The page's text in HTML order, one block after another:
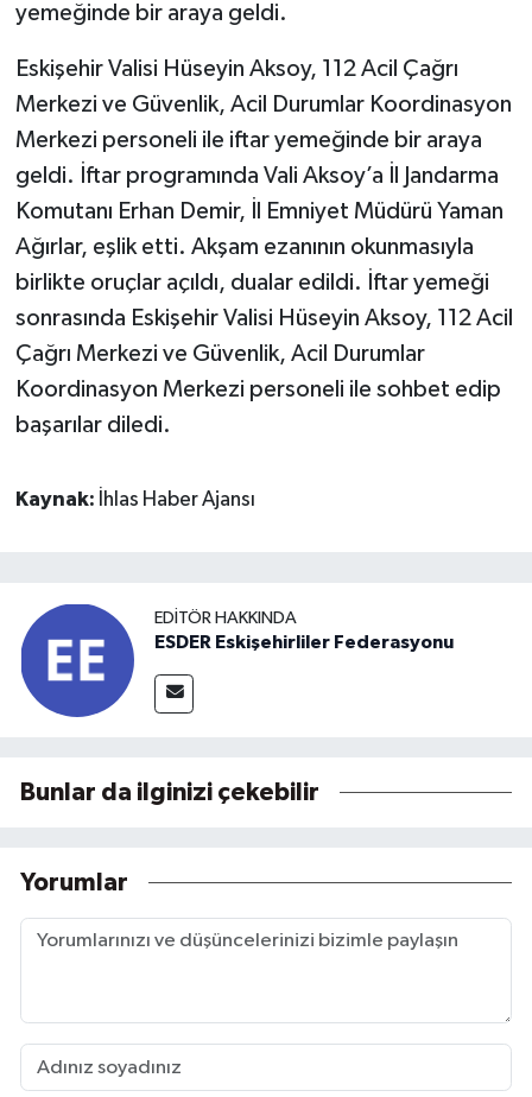
yemeğinde bir araya geldi.
Eskişehir Valisi Hüseyin Aksoy, 112 Acil Çağrı
Merkezi ve Güvenlik, Acil Durumlar Koordinasyon
Merkezi personeli ile iftar yemeğinde bir araya
geldi. İftar programında Vali Aksoy’a İl Jandarma
Komutanı Erhan Demir, İl Emniyet Müdürü Yaman
Ağırlar, eşlik etti. Akşam ezanının okunmasıyla
birlikte oruçlar açıldı, dualar edildi. İftar yemeği
sonrasında Eskişehir Valisi Hüseyin Aksoy, 112 Acil
Çağrı Merkezi ve Güvenlik, Acil Durumlar
Koordinasyon Merkezi personeli ile sohbet edip
başarılar diledi.
Kaynak: İhlas Haber Ajansı
EDITÖR HAKKINDA
ESDER Eskişehirliler Federasyonu
Bunlar da ilginizi çekebilir
Yorumlar